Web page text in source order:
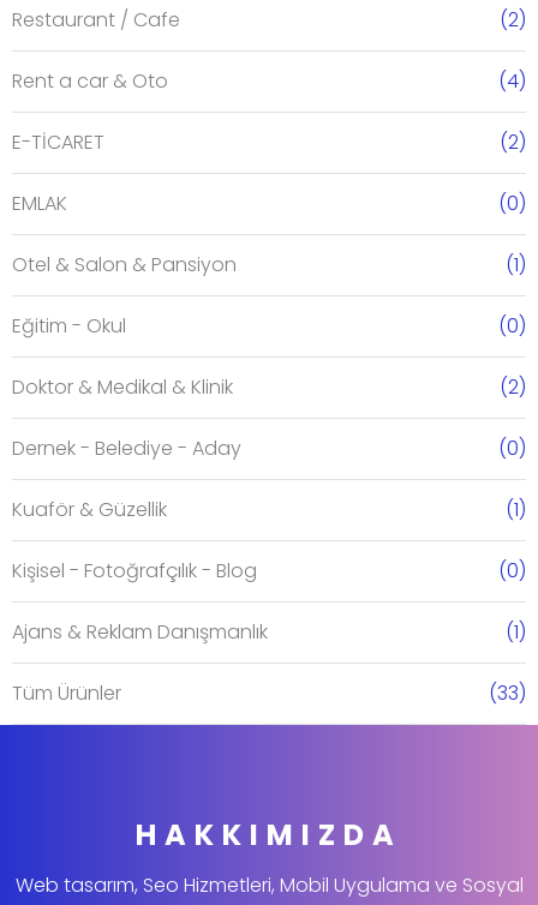
Restaurant / Cafe (2)
Rent a car & Oto (4)
E-TİCARET (2)
EMLAK (0)
Otel & Salon & Pansiyon (1)
Eğitim - Okul (0)
Doktor & Medikal & Klinik (2)
Dernek - Belediye - Aday (0)
Kuaför & Güzellik (1)
Kişisel - Fotoğrafçılık - Blog (0)
Ajans & Reklam Danışmanlık (1)
Tüm Ürünler (33)
HAKKIMIZDA
Web tasarım, Seo Hizmetleri, Mobil Uygulama ve Sosyal